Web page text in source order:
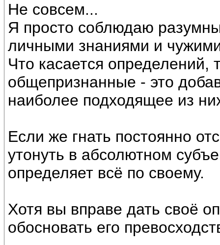
Не совсем...
Я просто соблюдаю
личными знаниями и
Что касается определений,
общепризнанные - это
наиболее подходящее из
Если же гнать постоянно
утонуть в абсолютном
определяет всё по своему.
Хотя вы вправе дать своё
обосновать его